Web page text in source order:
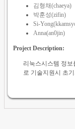
김형채(chaeya)
박훈성(zifin)
Si-
Anna(an0jin)
Project Description:
리눅스시스템 정
로 기술지원시 초